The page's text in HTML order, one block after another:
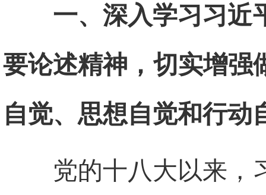
一、深入学习习近
要论述精神，切实增强
自觉、思想自觉和行动
党的十八大以来，